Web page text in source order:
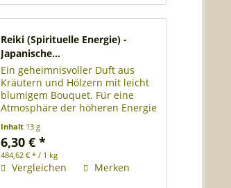
Reiki (Spirituelle Energie) -
Japanische...
Ein geheimnisvoller Duft aus
Kräutern und Hölzern mit leicht
blumigem Bouquet. Für eine
Atmosphäre der höheren Energie
mit ca. 28 japanischen
Räucherstäbchen Länge der
Räucherstäbchen 13 cm
Brenndauer je...
Inhalt 13 g
6,30 € *
484,62 € * / 1 kg
Vergleichen Merken